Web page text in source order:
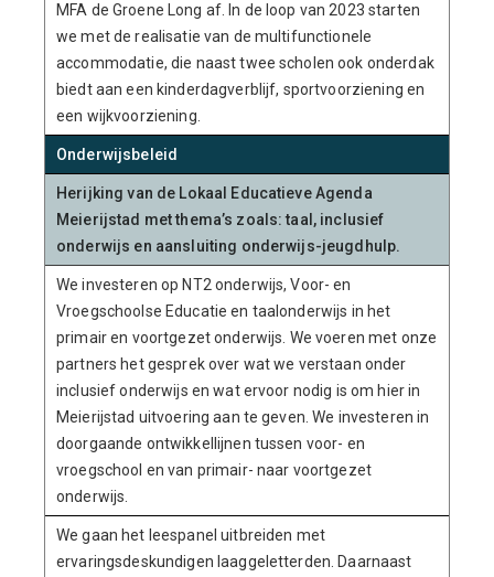
MFA de Groene Long af. In de loop van 2023 starten
we met de realisatie van de multifunctionele
accommodatie, die naast twee scholen ook onderdak
biedt aan een kinderdagverblijf, sportvoorziening en
een wijkvoorziening.
Onderwijsbeleid
Herijking van de Lokaal Educatieve Agenda
Meierijstad met thema’s zoals: taal, inclusief
onderwijs en aansluiting onderwijs-jeugdhulp.
We investeren op NT2 onderwijs, Voor- en
Vroegschoolse Educatie en taalonderwijs in het
primair en voortgezet onderwijs. We voeren met onze
partners het gesprek over wat we verstaan onder
inclusief onderwijs en wat ervoor nodig is om hier in
Meierijstad uitvoering aan te geven. We investeren in
doorgaande ontwikkellijnen tussen voor- en
vroegschool en van primair- naar voortgezet
onderwijs.
We gaan het leespanel uitbreiden met
ervaringsdeskundigen laaggeletterden. Daarnaast